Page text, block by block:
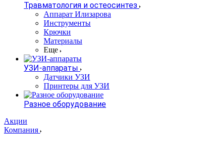
Травматология и остеосинтез
Аппарат Илизарова
Инструменты
Крючки
Материалы
Еще
УЗИ-аппараты
Датчики УЗИ
Принтеры для УЗИ
Разное оборудование
Акции
Компания